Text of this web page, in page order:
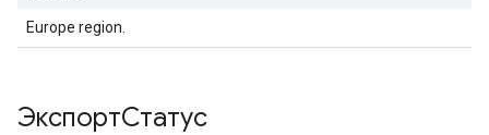
Europe region.
ЭкспортСтатус